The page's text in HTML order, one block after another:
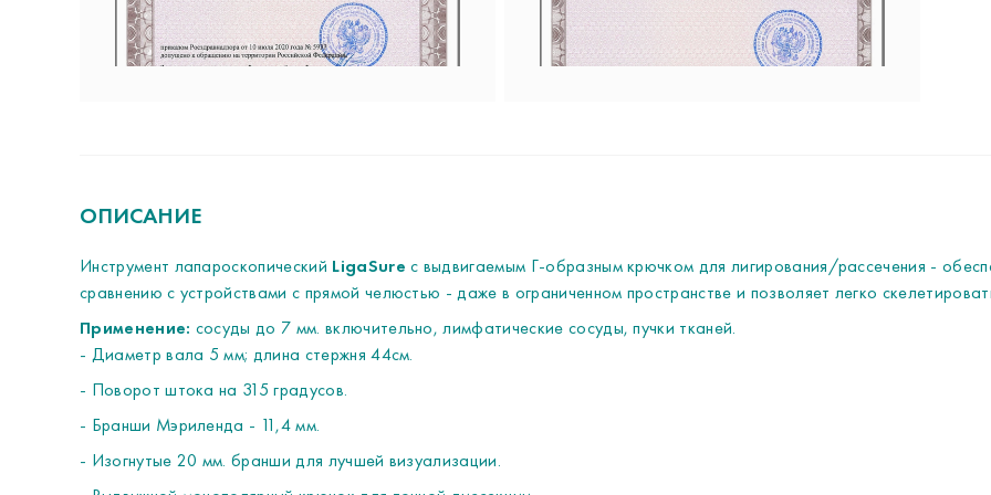
ОПИСАНИЕ
Инструмент лапароскопический LigaSure с выдвигаемым Г-образным крючком для лигирования/рассечения -
сравнению с устройствами с прямой челюстью - даже в ограниченном пространстве и позволяет легко
Применение: сосуды до 7 мм. включительно, лимфатические сосуды, пучки тканей.
- Диаметр вала 5 мм; длина стержня 44см.
- Поворот штока на 315 градусов.
- Бранши Мэриленда - 11,4 мм.
- Изогнутые 20 мм. бранши для лучшей визуализации.